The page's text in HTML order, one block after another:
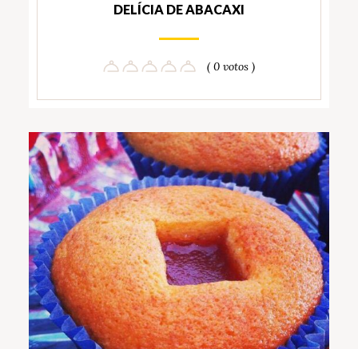
DELÍCIA DE ABACAXI
( 0 votos )